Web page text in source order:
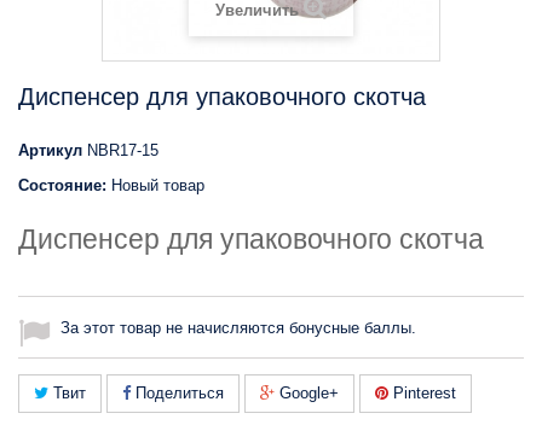
Увеличить
Диспенсер для упаковочного скотча
Артикул NBR17-15
Состояние: Новый товар
Диспенсер для упаковочного скотча
За этот товар не начисляются бонусные баллы.
Твит Поделиться Google+ Pinterest